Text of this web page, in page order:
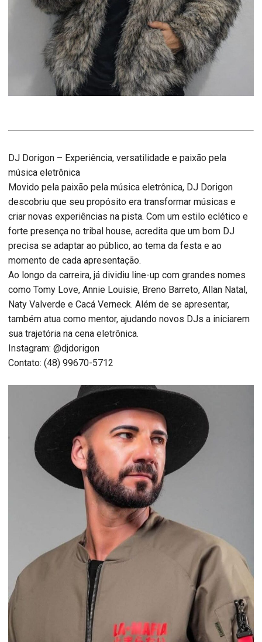
DJ Dorigon – Experiência, versatilidade e paixão pela
música eletrônica
Movido pela paixão pela música eletrônica, DJ Dorigon
descobriu que seu propósito era transformar músicas e
criar novas experiências na pista. Com um estilo eclético e
forte presença no tribal house, acredita que um bom DJ
precisa se adaptar ao público, ao tema da festa e ao
momento de cada apresentação.
Ao longo da carreira, já dividiu line-up com grandes nomes
como Tomy Love, Annie Louisie, Breno Barreto, Allan Natal,
Naty Valverde e Cacá Verneck. Além de se apresentar,
também atua como mentor, ajudando novos DJs a iniciarem
sua trajetória na cena eletrônica.
Instagram: @djdorigon
Contato: (48) 99670-5712